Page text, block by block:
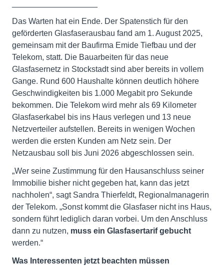
Das Warten hat ein Ende. Der Spatenstich für den
geförderten Glasfaserausbau fand am 1. August 2025,
gemeinsam mit der Baufirma Emide Tiefbau und der
Telekom, statt. Die Bauarbeiten für das neue
Glasfasernetz in Stockstadt sind aber bereits in vollem
Gange. Rund 600 Haushalte können deutlich höhere
Geschwindigkeiten bis 1.000 Megabit pro Sekunde
bekommen. Die Telekom wird mehr als 69 Kilometer
Glasfaserkabel bis ins Haus verlegen und 13 neue
Netzverteiler aufstellen. Bereits in wenigen Wochen
werden die ersten Kunden am Netz sein. Der
Netzausbau soll bis Juni 2026 abgeschlossen sein.
„Wer seine Zustimmung für den Hausanschluss seiner
Immobilie bisher nicht gegeben hat, kann das jetzt
nachholen“, sagt Sandra Thierfeldt, Regionalmanagerin
der Telekom. „Sonst kommt die Glasfaser nicht ins Haus,
sondern führt lediglich daran vorbei. Um den Anschluss
dann zu nutzen, muss ein Glasfasertarif gebucht
werden.“
Was Interessenten jetzt beachten müssen